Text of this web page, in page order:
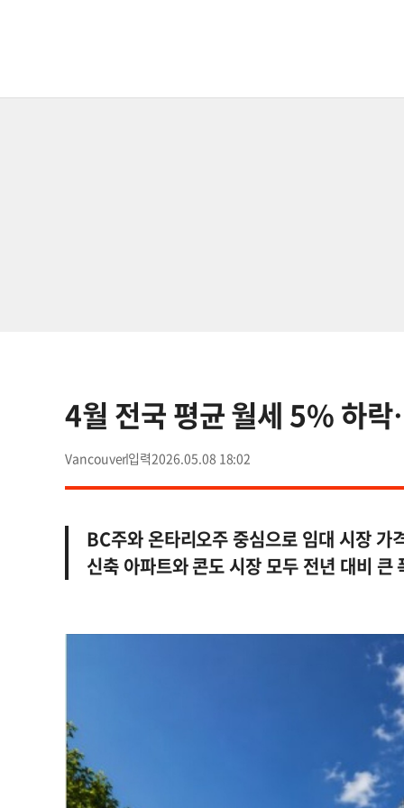
4월 전국 평균 월세 5% 하
Vancouver 2026.05.08 18:02
BC주와 온타리오주 중심으로 임대 시장 가
신축 아파트와 콘도 시장 모두 전년 대비 큰